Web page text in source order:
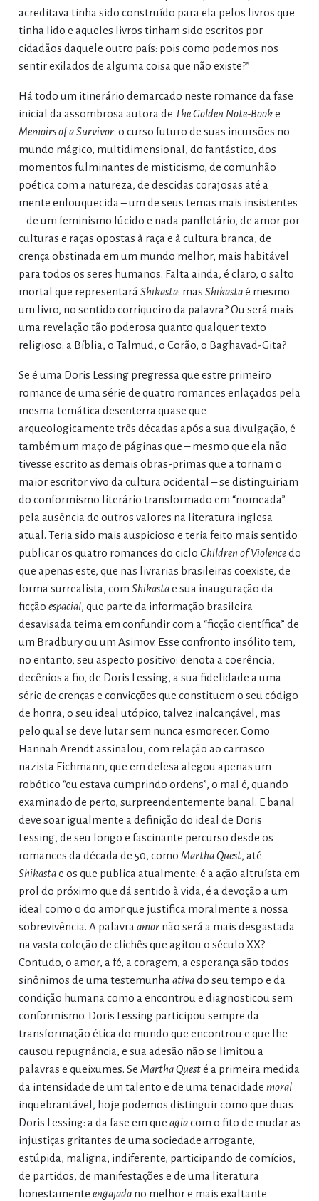
acreditava tinha sido construído para ela pelos livros que
tinha lido e aqueles livros tinham sido escritos por
cidadãos daquele outro país: pois como podemos nos
sentir exilados de alguma coisa que não existe?”
Há todo um itinerário demarcado neste romance da fase
inicial da assombrosa autora de The Golden Note-Booke
Memoirs of a Survivor: o curso futuro de suas incursões no
mundo mágico, multidimensional, do fantástico, dos
momentos fulminantes de misticismo, de comunhão
poética com a natureza, de descidas corajosas até a
mente enlouquecida – um de seus temas mais insistentes
– de um feminismo lúcido e nada panfletário, de amor por
culturas e raças opostas à raça e à cultura branca, de
crença obstinada em um mundo melhor, mais habitável
para todos os seres humanos. Falta ainda, é claro, o salto
mortal que representará Shikasta: mas Shikastaé mesmo
um livro, no sentido corriqueiro da palavra? Ou será mais
uma revelação tão poderosa quanto qualquer texto
religioso: a Bíblia, o Talmud, o Corão, o Baghavad-Gita?
Se é uma Doris Lessing pregressa que estre primeiro
romance de uma série de quatro romances enlaçados pela
mesma temática desenterra quase que
arqueologicamente três décadas após a sua divulgação, é
também um maço de páginas que – mesmo que ela não
tivesse escrito as demais obras-primas que a tornam o
maior escritor vivo da cultura ocidental – se distinguiriam
do conformismo literário transformado em “nomeada”
pela ausência de outros valores na literatura inglesa
atual. Teria sido mais auspicioso e teria feito mais sentido
publicar os quatro romances do ciclo Children of Violencedo
que apenas este, que nas livrarias brasileiras coexiste, de
forma surrealista, com Shikastae sua inauguração da
ficção espacial, que parte da informação brasileira
desavisada teima em confundir com a “ficção científica” de
um Bradbury ou um Asimov. Esse confronto insólito tem,
no entanto, seu aspecto positivo: denota a coerência,
decênios a fio, de Doris Lessing, a sua fidelidade a uma
série de crenças e convicções que constituem o seu código
de honra, o seu ideal utópico, talvez inalcançável, mas
pelo qual se deve lutar sem nunca esmorecer. Como
Hannah Arendt assinalou, com relação ao carrasco
nazista Eichmann, que em defesa alegou apenas um
robótico “eu estava cumprindo ordens”, o mal é, quando
examinado de perto, surpreendentemente banal. E banal
deve soar igualmente a definição do ideal de Doris
Lessing, de seu longo e fascinante percurso desde os
romances da década de 50, como Martha Quest, até
Shikastae os que publica atualmente: é a ação altruísta em
prol do próximo que dá sentido à vida, é a devoção a um
ideal como o do amor que justifica moralmente a nossa
sobrevivência. A palavra amornão será a mais desgastada
na vasta coleção de clichês que agitou o século XX?
Contudo, o amor, a fé, a coragem, a esperança são todos
sinônimos de uma testemunha ativado seu tempo e da
condição humana como a encontrou e diagnosticou sem
conformismo. Doris Lessing participou sempre da
transformação ética do mundo que encontrou e que lhe
causou repugnância, e sua adesão não se limitou a
palavras e queixumes. Se Martha Questé a primeira medida
da intensidade de um talento e de uma tenacidade moral
inquebrantável, hoje podemos distinguir como que duas
Doris Lessing: a da fase em que agiacom o fito de mudar as
injustiças gritantes de uma sociedade arrogante,
estúpida, maligna, indiferente, participando de comícios,
de partidos, de manifestações e de uma literatura
honestamente engajadano melhor e mais exaltante